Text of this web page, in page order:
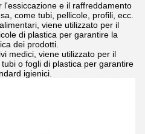
l'essiccazione e il raffreddamento
come tubi, pellicole, profili, ecc.
viene utilizzato per il
di plastica per garantire la
dei prodotti.
medici, viene utilizzato per il
o fogli di plastica per garantire
igienici.